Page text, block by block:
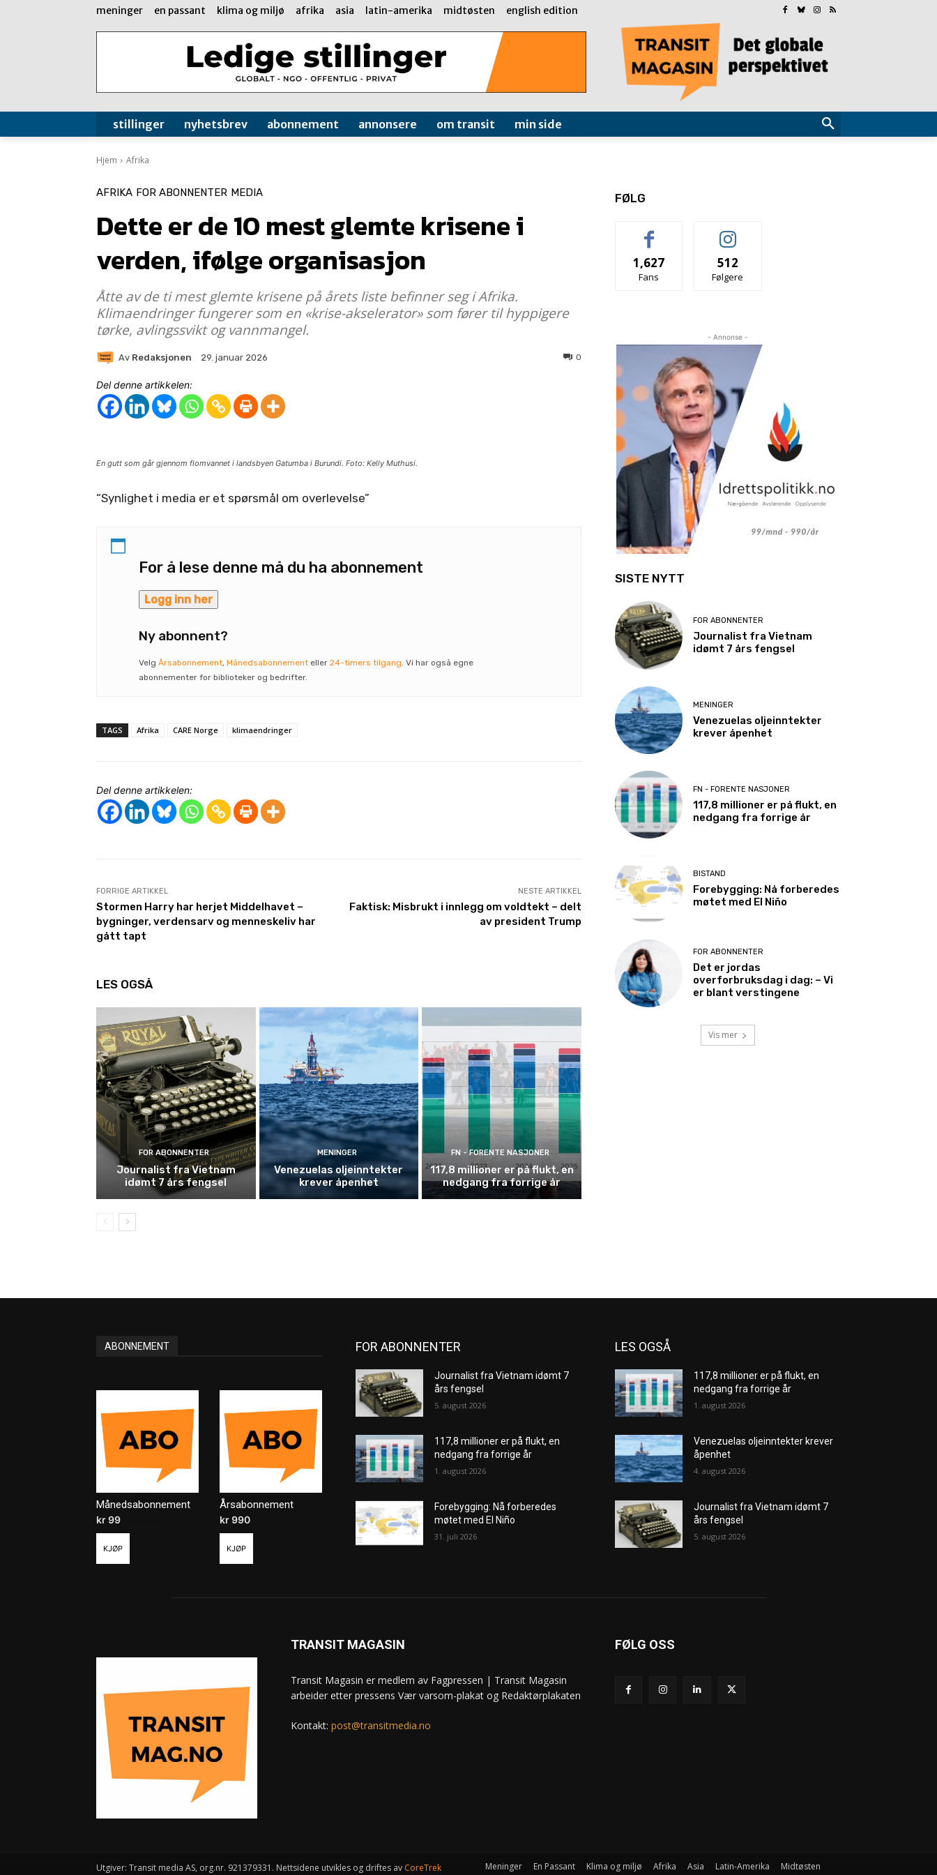
meninger en passant klima og miljø afrika asia latin-amerika midtøsten english edition
stillinger nyhetsbrev abonnement annonsere om transit min side
Hjem Afrika
AFRIKA FOR ABONNENTER MEDIA
Dette er de 10 mest glemte krisene i
verden, ifølge organisasjon
Åtte av de ti mest glemte krisene på årets liste befinner seg i Afrika.
Klimaendringer fungerer som en «krise-akselerator» som fører til hyppigere
tørke, avlingssvikt og vannmangel.
Av Redaksjonen 29. januar 2026 0
Del denne artikkelen:
En gutt som går gjennom flomvannet i landsbyen Gatumba i Burundi. Foto: Kelly Muthusi.
“Synlighet i media er et spørsmål om overlevelse”
For å lese denne må du ha abonnement
Logg inn her
Ny abonnent?
Velg Årsabonnement, Månedsabonnement eller 24-timers tilgang. Vi har også egne
abonnementer for biblioteker og bedrifter.
TAGS Afrika CARE Norge klimaendringer
Del denne artikkelen:
FORRIGE ARTIKKEL
Stormen Harry har herjet Middelhavet –
bygninger, verdensarv og menneskeliv har
gått tapt
NESTE ARTIKKEL
Faktisk: Misbrukt i innlegg om voldtekt – delt
av president Trump
LES OGSÅ
FOR ABONNENTER
Journalist fra Vietnam
idømt 7 års fengsel
MENINGER
Venezuelas oljeinntekter
krever åpenhet
FN - FORENTE NASJONER
117,8 millioner er på flukt, en
nedgang fra forrige år
FØLG
1,627
Fans
512
Følgere
- Annonse -
SISTE NYTT
FOR ABONNENTER
Journalist fra Vietnam
idømt 7 års fengsel
MENINGER
Venezuelas oljeinntekter
krever åpenhet
FN - FORENTE NASJONER
117,8 millioner er på flukt, en
nedgang fra forrige år
BISTAND
Forebygging: Nå forberedes
møtet med El Niño
FOR ABONNENTER
Det er jordas
overforbruksdag i dag: – Vi
er blant verstingene
Vis mer
ABONNEMENT
Månedsabonnement
kr99
KJØP
Årsabonnement
kr990
KJØP
FOR ABONNENTER
Journalist fra Vietnam idømt 7
års fengsel
5. august 2026
117,8 millioner er på flukt, en
nedgang fra forrige år
1. august 2026
Forebygging: Nå forberedes
møtet med El Niño
31. juli 2026
LES OGSÅ
117,8 millioner er på flukt, en
nedgang fra forrige år
1. august 2026
Venezuelas oljeinntekter krever
åpenhet
4. august 2026
Journalist fra Vietnam idømt 7
års fengsel
5. august 2026
TRANSIT MAGASIN
Transit Magasin er medlem av Fagpressen | Transit Magasin
arbeider etter pressens Vær varsom-plakat og Redaktørplakaten
Kontakt: post@transitmedia.no
FØLG OSS
Utgiver: Transit media AS, org.nr. 921379331. Nettsidene utvikles og driftes av CoreTrek Meninger En Passant Klima og miljø Afrika Asia Latin-Amerika
Midtøsten